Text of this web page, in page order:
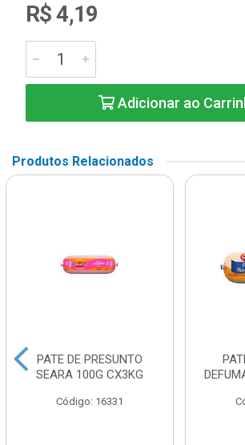
R$ 4,19
Adicionar ao
Produtos Relacionados
PATE DE PRESUNTO
SEARA 100G CX3KG
Código: 16331